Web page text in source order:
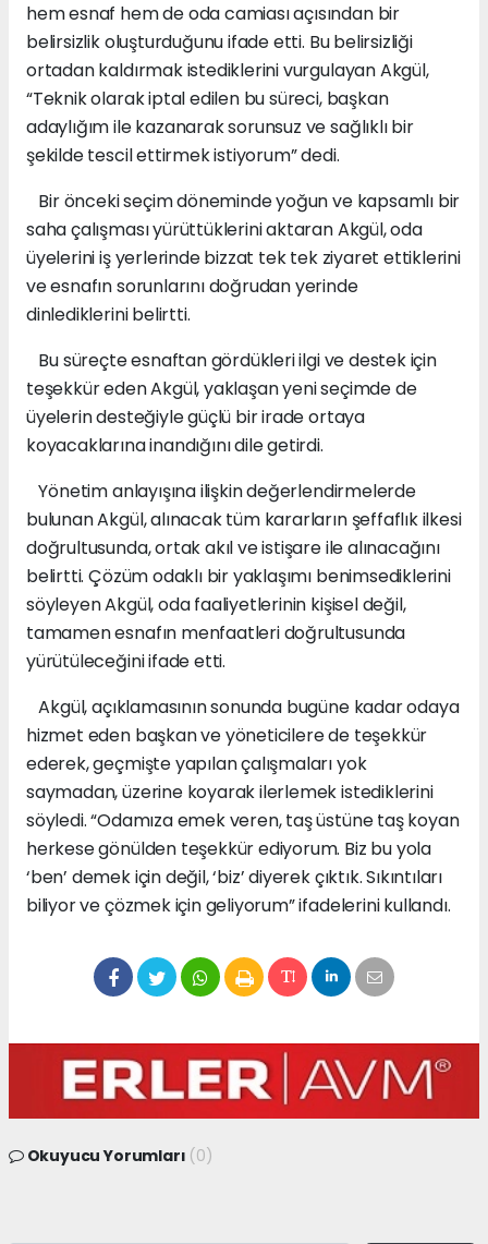
hem esnaf hem de oda camiası açısından bir
belirsizlik oluşturduğunu ifade etti. Bu belirsizliği
ortadan kaldırmak istediklerini vurgulayan Akgül,
“Teknik olarak iptal edilen bu süreci, başkan
adaylığım ile kazanarak sorunsuz ve sağlıklı bir
şekilde tescil ettirmek istiyorum” dedi.
Bir önceki seçim döneminde yoğun ve kapsamlı bir
saha çalışması yürüttüklerini aktaran Akgül, oda
üyelerini iş yerlerinde bizzat tek tek ziyaret ettiklerini
ve esnafın sorunlarını doğrudan yerinde
dinlediklerini belirtti.
Bu süreçte esnaftan gördükleri ilgi ve destek için
teşekkür eden Akgül, yaklaşan yeni seçimde de
üyelerin desteğiyle güçlü bir irade ortaya
koyacaklarına inandığını dile getirdi.
Yönetim anlayışına ilişkin değerlendirmelerde
bulunan Akgül, alınacak tüm kararların şeffaflık ilkesi
doğrultusunda, ortak akıl ve istişare ile alınacağını
belirtti. Çözüm odaklı bir yaklaşımı benimsediklerini
söyleyen Akgül, oda faaliyetlerinin kişisel değil,
tamamen esnafın menfaatleri doğrultusunda
yürütüleceğini ifade etti.
Akgül, açıklamasının sonunda bugüne kadar odaya
hizmet eden başkan ve yöneticilere de teşekkür
ederek, geçmişte yapılan çalışmaları yok
saymadan, üzerine koyarak ilerlemek istediklerini
söyledi. “Odamıza emek veren, taş üstüne taş koyan
herkese gönülden teşekkür ediyorum. Biz bu yola
‘ben’ demek için değil, ‘biz’ diyerek çıktık. Sıkıntıları
biliyor ve çözmek için geliyorum” ifadelerini kullandı.
Okuyucu Yorumları (0)